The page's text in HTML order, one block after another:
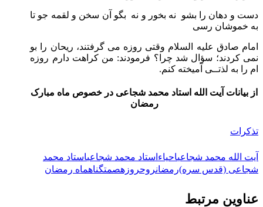
دست و دهان را بشو نه بخور و نه بگو آن سخن و لقمه جو تا
به خموشان رسی
امام صادق علیه السلام وقتی روزه می گرفتند، ریحان را بو
نمی کردند؛ سؤال شد چرا؟ فرمودند: من کراهت دارم روزه
ام را به لذتــی آمیخته کنم.
از بیانات آیت الله استاد محمد شجاعی در خصوص ماه مبارک
رمضان
تذکرات
آیت الله محمد شجاعیاحیاء استاد محمد شجاعیاستاد محمد
شجاعی (قدس سره)رمضانروحروزهصمتگناهماه رمضان
عناوین مرتبط